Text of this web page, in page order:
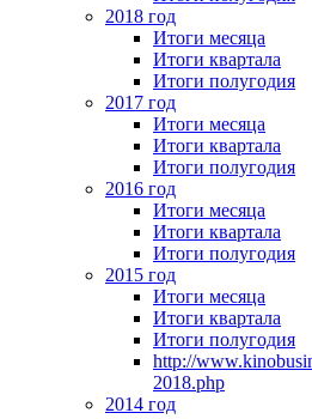
2018 год
Итоги месяца
Итоги квартала
Итоги полугодия
2017 год
Итоги месяца
Итоги квартала
Итоги полугодия
2016 год
Итоги месяца
Итоги квартала
Итоги полугодия
2015 год
Итоги месяца
Итоги квартала
Итоги полугодия
http://
2018.php
2014 год